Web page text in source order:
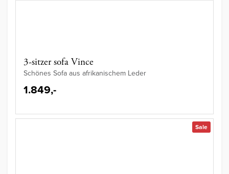
3-sitzer sofa Vince
Schönes Sofa aus afrikanischem Leder
1.849,-
Sale